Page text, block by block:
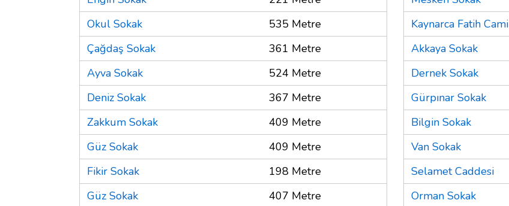
Okul Sokak
535 Metre
Çağdaş Sokak
361 Metre
Ayva Sokak
524 Metre
Deniz Sokak
367 Metre
Zakkum Sokak
409 Metre
Güz Sokak
409 Metre
Fikir Sokak
198 Metre
Güz Sokak
407 Metre
Kaynarca Fatih Cami
Akkaya Sokak
Dernek Sokak
Gürpınar Sokak
Bilgin Sokak
Van Sokak
Selamet Caddesi
Orman Sokak